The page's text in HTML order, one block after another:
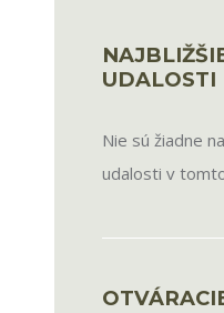
UDALOSTI
Nie sú žiadne
udalosti v